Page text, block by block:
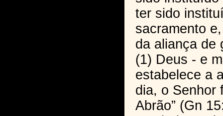
ter sido
sacramento
da aliança de
(1) Deus - e
estabelece a
dia, o Senhor
Abrão” (Gn